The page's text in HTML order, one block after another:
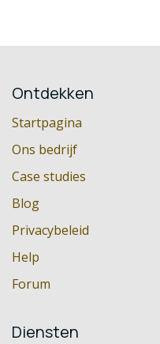
Ontdekken
Startpagina
Ons bedrijf
Case studies
Blog
Privacybeleid
Help
Forum
Diensten